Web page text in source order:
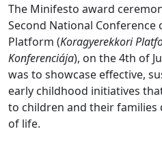
The Minifesto award
Second National Conference
Platform (Koragyerekkori
Konferenciája), on the 4th of
was to showcase effective,
early childhood initiatives
to children and their families
of life.